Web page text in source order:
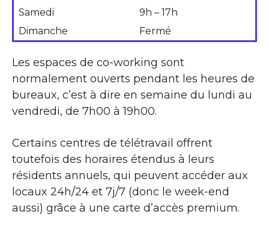
Samedi
9h – 17h
Dimanche
Fermé
Les espaces de co-working sont
normalement ouverts pendant les heures de
bureaux, c’est à dire en semaine du lundi au
vendredi, de 7h00 à 19h00.
Certains centres de télétravail offrent
toutefois des horaires étendus à leurs
résidents annuels, qui peuvent accéder aux
locaux 24h/24 et 7j/7 (donc le week-end
aussi) grâce à une carte d’accès premium.